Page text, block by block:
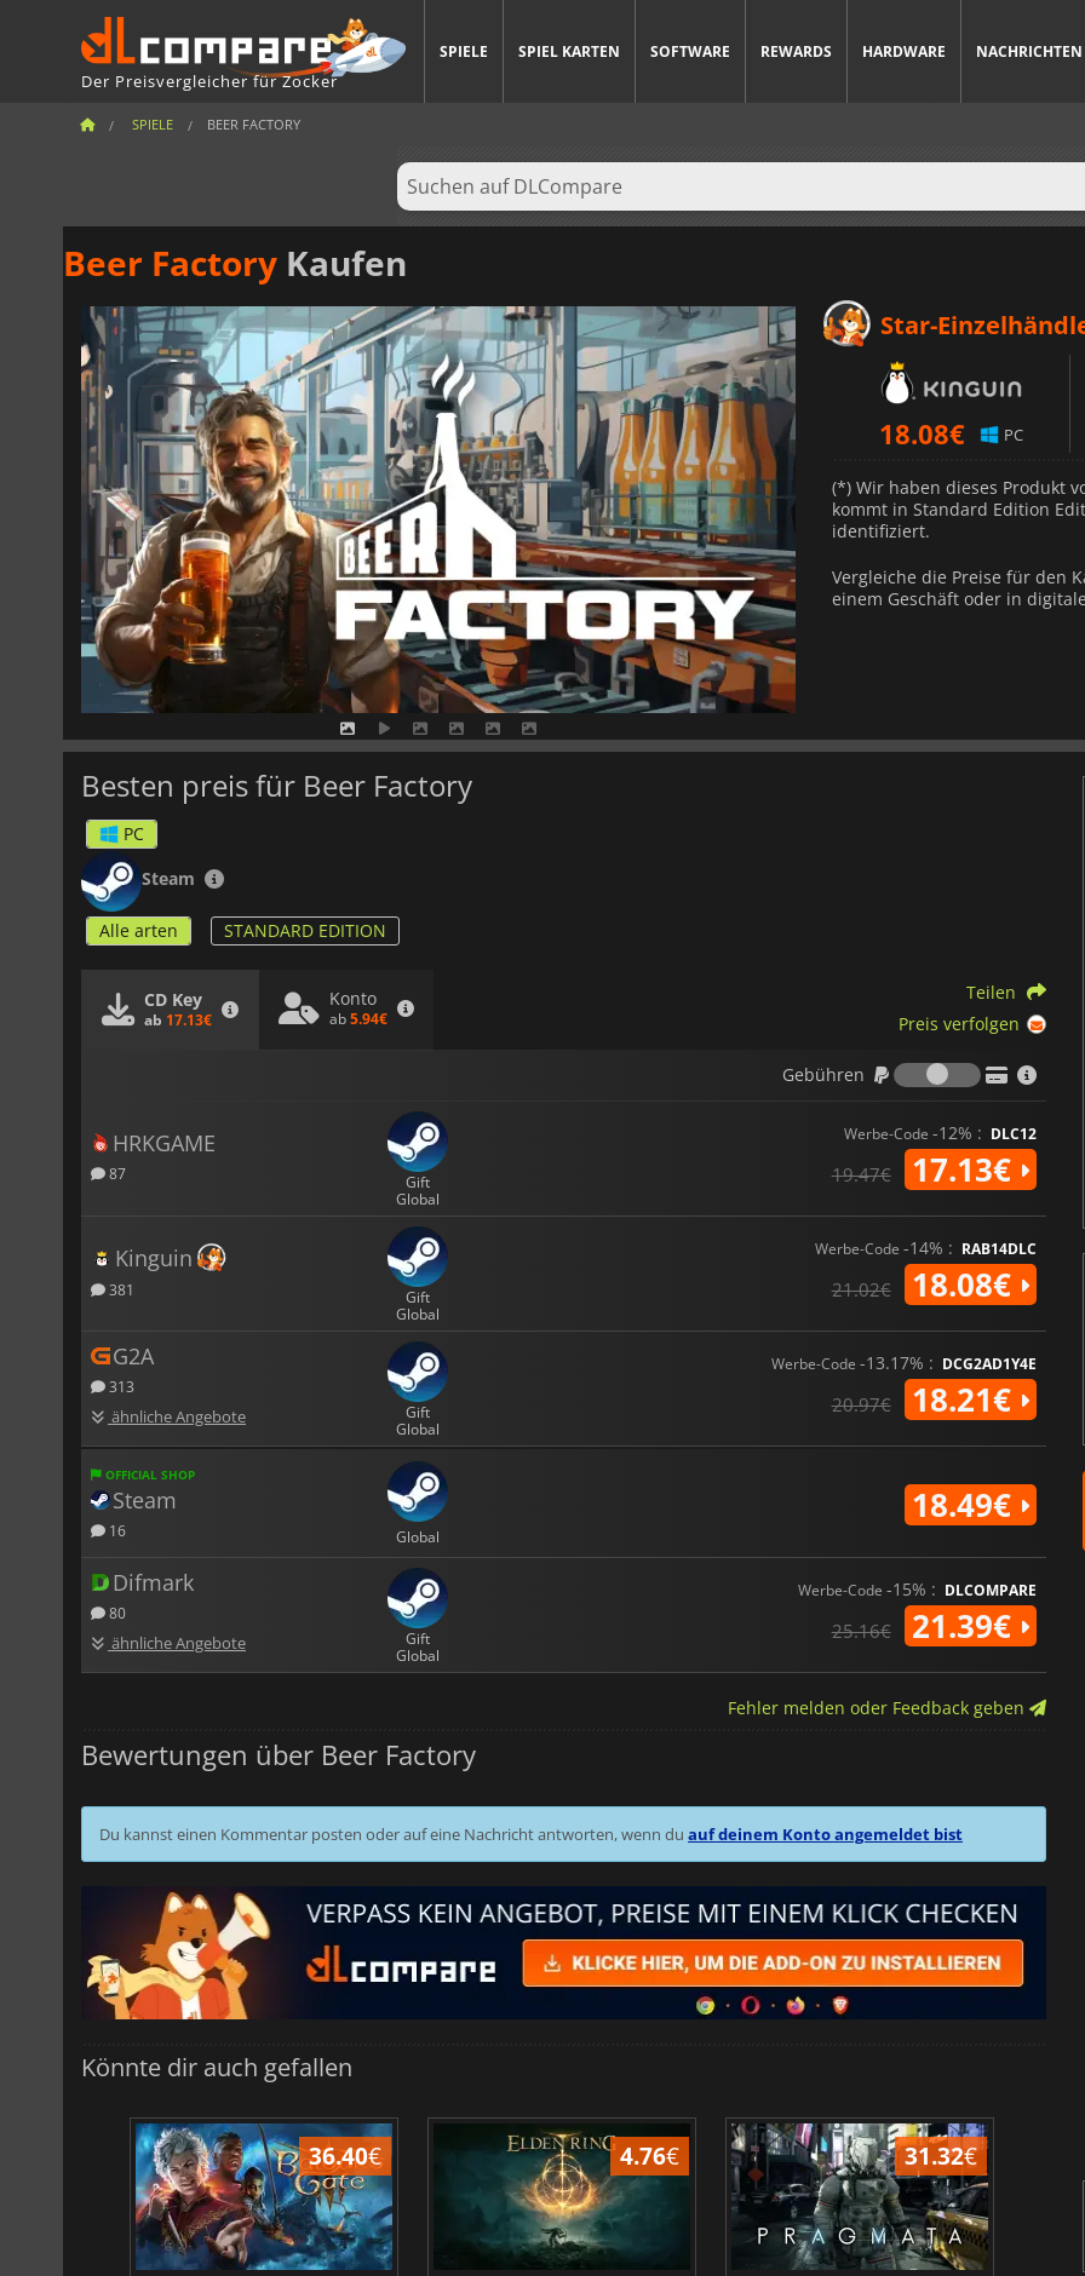
Der Preisvergleicher für Zocker
SPIELE SPIEL KARTEN SOFTWARE REWARDS HARDWARE NACHRICHTEN
SPIELE BEER FACTORY
Beer Factory Kaufen
Star-
18.08€ PC
(*) Wir haben dieses Produkt
kommt in Standard Edition
identifiziert.
Vergleiche die Preise für den
einem Geschäft oder in
Besten preis für Beer Factory
PC
Steam
Alle arten STANDARD EDITION
CD Key
ab 17.13€
Konto
ab5.94€
Teilen
Preis verfolgen
Gebühren
Gebühren
HRKGAME
87
Gift
Global
Werbe-Code -12% : DLC12
19.47€ 17.13€
Kinguin
381
Gift
Global
Werbe-Code -14% : RAB14DLC
21.02€ 18.08€
G2A
313
ähnliche Angebote
Gift
Global
Werbe-Code -13.17% : DCG2AD1Y4E
20.97€ 18.21€
OFFICIAL SHOP
Steam
16 Global
18.49€
Difmark
80
ähnliche Angebote
Gift
Global
Werbe-Code -15% : DLCOMPARE
25.16€ 21.39€
Fehler melden oder Feedback geben
Bewertungen über Beer Factory
Du kannst einen Kommentar posten oder auf eine Nachricht antworten, wenn du auf deinem Konto angemeldet bist
Könnte dir auch gefallen
36.40€ 4.76€ 31.32€